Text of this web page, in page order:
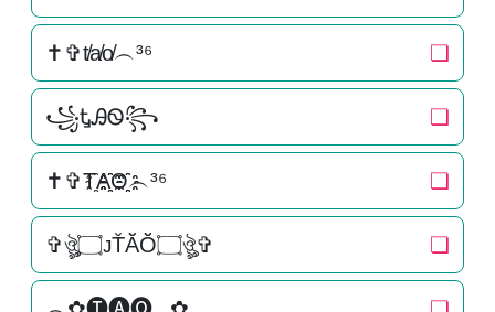
✝✞t̸a̸o̸︵³⁶ ❏
꧁ᎿᎯᏫ꧂ ❏
✝✞T҈A҈҈O҈҈︵³⁶ ❏
✞ঔৣ۝ᴊT̆Ă̆Ŏ̆۝ঔৣ✞ ❏